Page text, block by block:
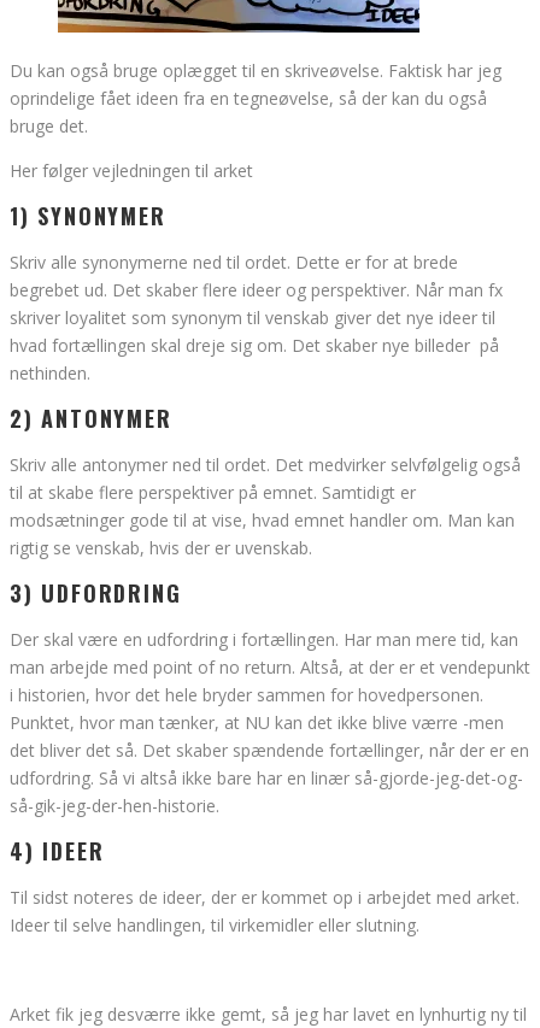
Du kan også bruge oplægget til en skriveøvelse. Faktisk har jeg
oprindelige fået ideen fra en tegneøvelse, så der kan du også
bruge det.
Her følger vejledningen til arket
1) SYNONYMER
Skriv alle synonymerne ned til ordet. Dette er for at brede
begrebet ud. Det skaber flere ideer og perspektiver. Når man fx
skriver loyalitet som synonym til venskab giver det nye ideer til
hvad fortællingen skal dreje sig om. Det skaber nye billeder på
nethinden.
2) ANTONYMER
Skriv alle antonymer ned til ordet. Det medvirker selvfølgelig også
til at skabe flere perspektiver på emnet. Samtidigt er
modsætninger gode til at vise, hvad emnet handler om. Man kan
rigtig se venskab, hvis der er uvenskab.
3) UDFORDRING
Der skal være en udfordring i fortællingen. Har man mere tid, kan
man arbejde med point of no return. Altså, at der er et vendepunkt
i historien, hvor det hele bryder sammen for hovedpersonen.
Punktet, hvor man tænker, at NU kan det ikke blive værre -men
det bliver det så. Det skaber spændende fortællinger, når der er en
udfordring. Så vi altså ikke bare har en linær så-gjorde-jeg-det-og-
så-gik-jeg-der-hen-historie.
4) IDEER
Til sidst noteres de ideer, der er kommet op i arbejdet med arket.
Ideer til selve handlingen, til virkemidler eller slutning.
Arket fik jeg desværre ikke gemt, så jeg har lavet en lynhurtig ny til